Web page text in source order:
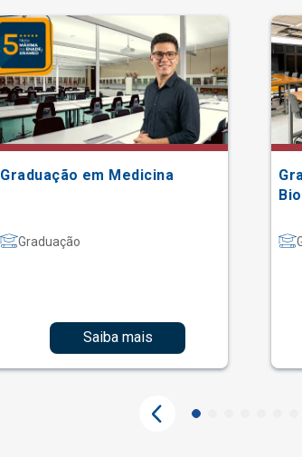
Graduação em Medicina
Graduação
Saiba mais